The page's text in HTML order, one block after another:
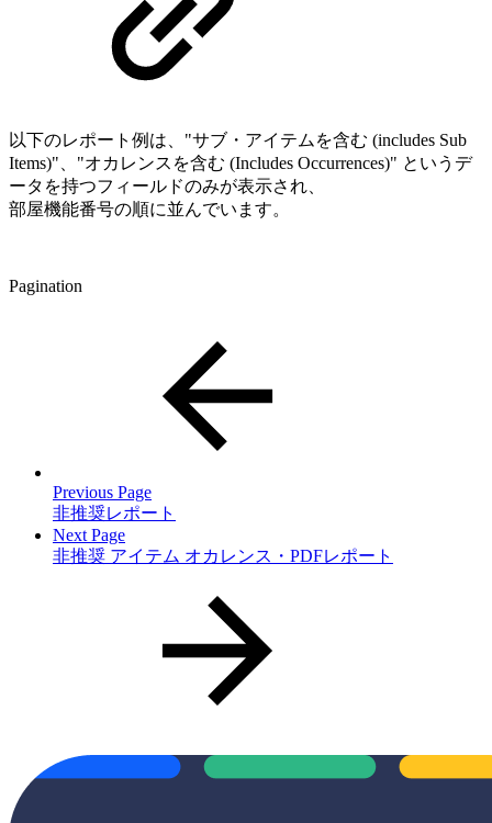
以下のレポート例は、"サブ・アイテムを含む (includes Sub
Items)"、"オカレンスを含む (Includes Occurrences)" というデ
ータを持つフィールドのみが表示され、
部屋機能番号の順に並んでいます。
Pagination
Previous Page
非推奨レポート
Next Page
非推奨 アイテム オカレンス・PDFレポート